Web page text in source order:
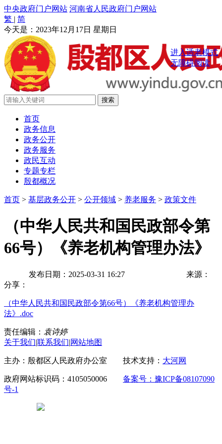
中央政府门户网站 河南省人民政府门户网站
繁 | 简
今天是： 2023年12月17日 星期日
进入适老模式
无障碍阅读
首页
政务信息
政务公开
政务服务
政民互动
专题专栏
殷都概况
首页 > 基层政务公开 > 公开领域 > 养老服务 > 政策文件
（中华人民共和国民政部令第
66号）《养老机构管理办法》
发布日期：2025-03-31 16:27
来源：
分享：
（中华人民共和国民政部令第66号）《养老机构管理办
法》.doc
责任编辑： 袁诗婷
关于我们|联系我们|网站地图
主办：殷都区人民政府办公室 技术支持： 大河网
政府网站标识码：4105050006 备案号：豫ICP备08107090
号-1